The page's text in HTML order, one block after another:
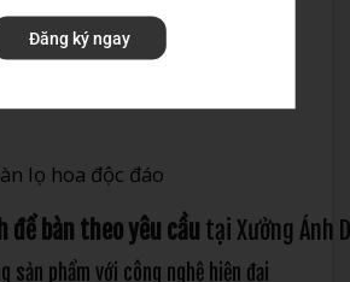
để bàn theo yêu cầu tại Xưởng Ánh
sản phẩm với công nghệ hiện đại
Đăng ký ngay